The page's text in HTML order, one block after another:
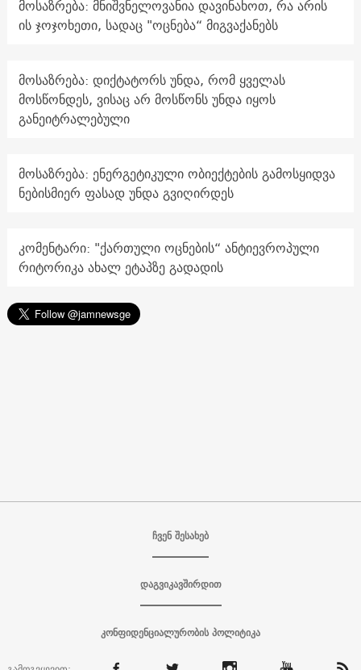
მოსაზრება: მნიშვნელოვანია დავინახოთ, რა არის
ის ჯოჯოხეთი, სადაც "ოცნება“ მიგვაქანებს
მოსაზრება: დიქტატორს უნდა, რომ ყველას
მოსწონდეს, ვისაც არ მოსწონს უნდა იყოს
განეიტრალებული
მოსაზრება: ენერგეტიკული ობიექტების გამოსყიდვა
ნებისმიერ ფასად უნდა გვიღირდეს
კომენტარი: "ქართული ოცნების“ ანტიევროპული
რიტორიკა ახალ ეტაპზე გადადის
ჩვენ შესახებ
დაგვიკავშირდით
კონფიდენციალურობის პოლიტიკა